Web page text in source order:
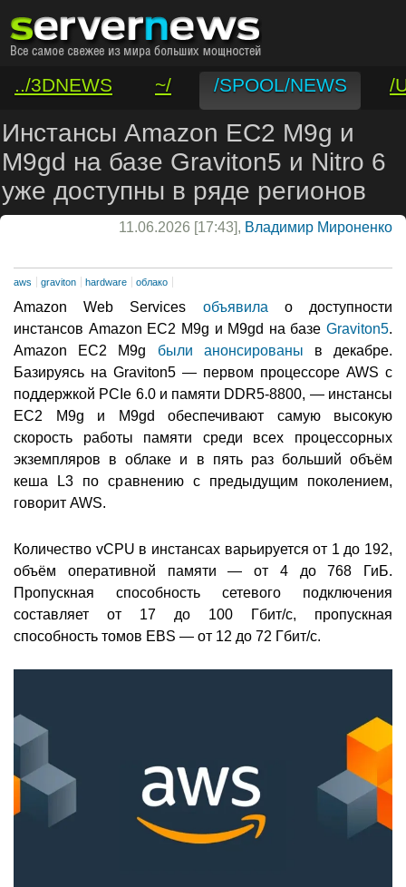
../3DNEWS ~/ /SPOOL/NEWS
/
/VAR/CONTACT
Инстансы Amazon EC2 M9g и
M9gd на базе Graviton5 и Nitro 6
уже доступны в ряде регионов
11.06.2026 [17:43], Владимир Мироненко
aws graviton hardware облако
Amazon Web Services объявила о доступности
инстансов Amazon EC2 M9g и M9gd на базе Graviton5.
Amazon EC2 M9g были анонсированы в декабре.
Базируясь на Graviton5 — первом процессоре AWS с
поддержкой PCIe 6.0 и памяти DDR5-8800, — инстансы
EC2 M9g и M9gd обеспечивают самую высокую
скорость работы памяти среди всех процессорных
экземпляров в облаке и в пять раз больший объём
кеша L3 по сравнению с предыдущим поколением,
говорит AWS.
Количество vCPU в инстансах варьируется от 1 до 192,
объём оперативной памяти — от 4 до 768 ГиБ.
Пропускная способность сетевого подключения
составляет от 17 до 100 Гбит/с, пропускная
способность томов EBS — от 12 до 72 Гбит/с.